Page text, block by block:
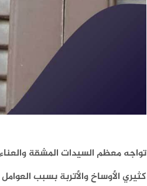
تواجه معظم السيدات المشقة
كثيري الأوساخ والأتربة بسبب